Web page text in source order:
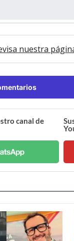
nuestra
canal de